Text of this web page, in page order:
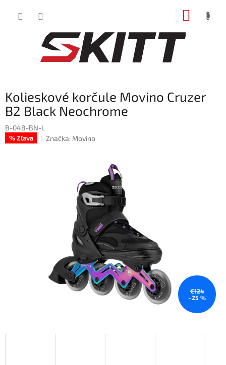
Kolieskové korčule Movino Cruzer
B2 Black Neochrome
B-048-BN-L
% Zľava Značka: Movino
€124
–25 %